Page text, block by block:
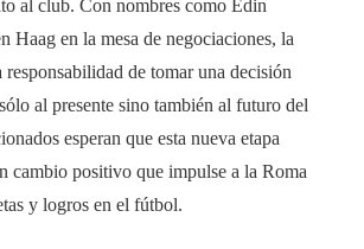
al club. Con nombres como Edin
Haag en la mesa de negociaciones, la
de tomar una decisión
al presente sino también al futuro del
esperan que esta nueva etapa
cambio positivo que impulse a la Roma
y logros en el fútbol.